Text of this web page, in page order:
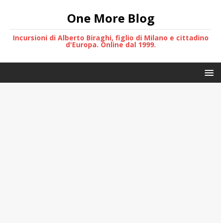
One More Blog
Incursioni di Alberto Biraghi, figlio di Milano e cittadino
d'Europa. Online dal 1999.